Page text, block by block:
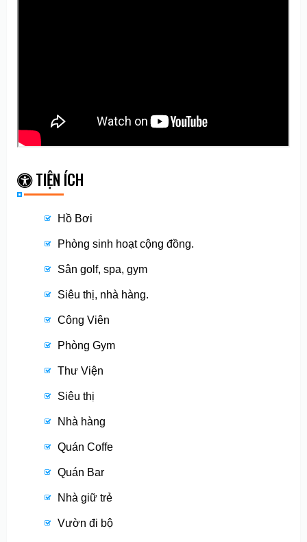
TIỆN ÍCH
Hồ Bơi
Phòng sinh hoạt cộng đồng.
Sân golf, spa, gym
Siêu thị, nhà hàng.
Công Viên
Phòng Gym
Thư Viện
Siêu thị
Nhà hàng
Quán Coffe
Quán Bar
Nhà giữ trẻ
Vườn đi bộ